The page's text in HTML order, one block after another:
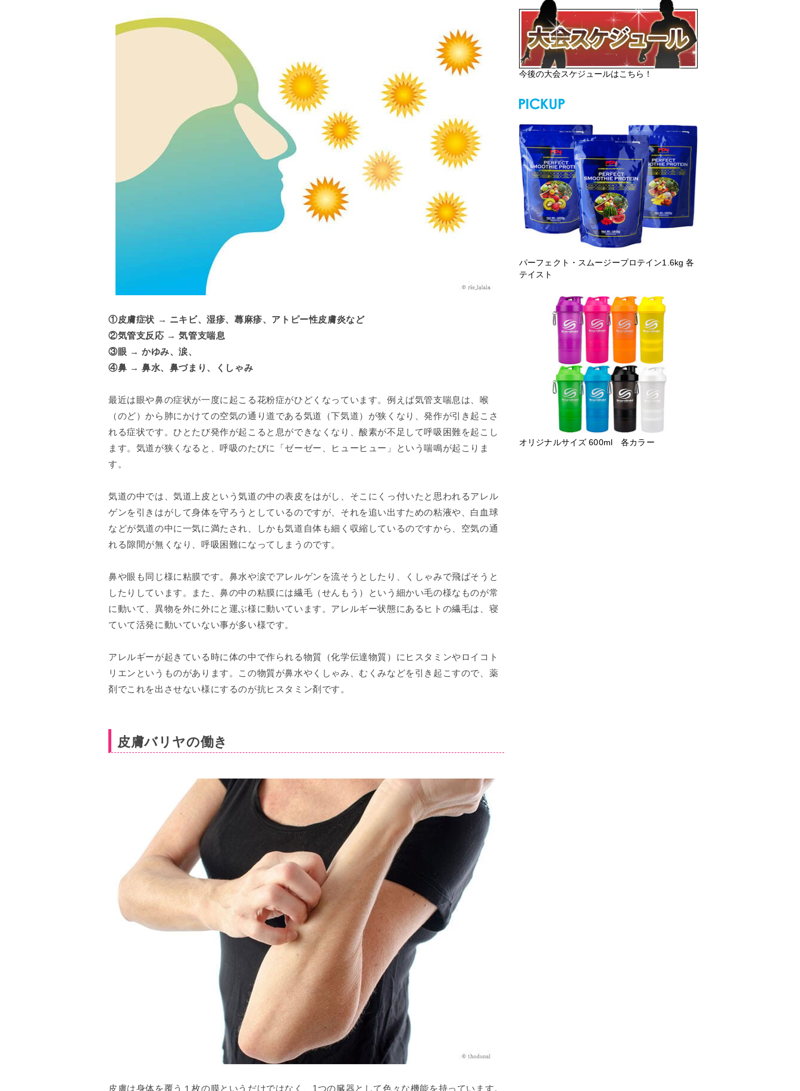
今後の大会スケジュールはこちら！
パーフェクト・スムージープロテイン1.6kg 各
テイスト
オリジナルサイズ 600ml 各カラー
①皮膚症状 → ニキビ、湿疹、蕁麻疹、アトピー性皮膚炎など
②気管支反応 → 気管支喘息
③眼 → かゆみ、涙、
④鼻 → 鼻水、鼻づまり、くしゃみ
最近は眼や鼻の症状が一度に起こる花粉症がひどくなっています。例えば気管支喘息は、喉
（のど）から肺にかけての空気の通り道である気道（下気道）が狭くなり、発作が引き起こさ
れる症状です。ひとたび発作が起こると息ができなくなり、酸素が不足して呼吸困難を起こし
ます。気道が狭くなると、呼吸のたびに「ゼーゼー、ヒューヒュー」という喘鳴が起こりま
す。
気道の中では、気道上皮という気道の中の表皮をはがし、そこにくっ付いたと思われるアレル
ゲンを引きはがして身体を守ろうとしているのですが、それを追い出すための粘液や、白血球
などが気道の中に一気に満たされ、しかも気道自体も細く収縮しているのですから、空気の通
れる隙間が無くなり、呼吸困難になってしまうのです。
鼻や眼も同じ様に粘膜です。鼻水や涙でアレルゲンを流そうとしたり、くしゃみで飛ばそうと
したりしています。また、鼻の中の粘膜には繊毛（せんもう）という細かい毛の様なものが常
に動いて、異物を外に外にと運ぶ様に動いています。アレルギー状態にあるヒトの繊毛は、寝
ていて活発に動いていない事が多い様です。
アレルギーが起きている時に体の中で作られる物質（化学伝達物質）にヒスタミンやロイコト
リエンというものがあります。この物質が鼻水やくしゃみ、むくみなどを引き起こすので、薬
剤でこれを出させない様にするのが抗ヒスタミン剤です。
皮膚バリヤの働き
皮膚は身体を覆う１枚の膜というだけではなく、1つの臓器として色々な機能を持っています。